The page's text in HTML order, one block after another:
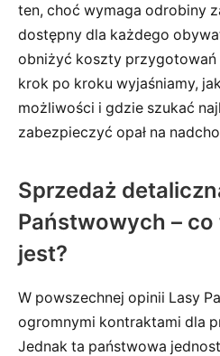
ten, choć wymaga odrobiny
dostępny dla każdego
obniżyć koszty przygotowań
krok po kroku wyjaśniamy,
możliwości i gdzie szukać
zabezpieczyć opał na
Sprzedaż
Państwowych – co
jest?
W powszechnej opinii Lasy
ogromnymi kontraktami dla
Jednak ta państwowa